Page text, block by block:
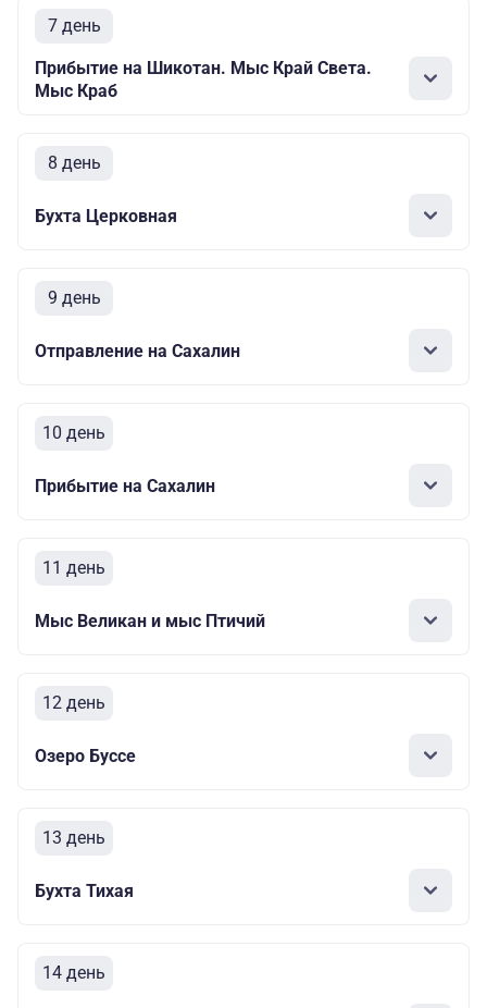
7 день
Прибытие на Шикотан. Мыс Край Света.
Мыс Краб
8 день
Бухта Церковная
9 день
Отправление на Сахалин
10 день
Прибытие на Сахалин
11 день
Мыс Великан и мыс Птичий
12 день
Озеро Буссе
13 день
Бухта Тихая
14 день